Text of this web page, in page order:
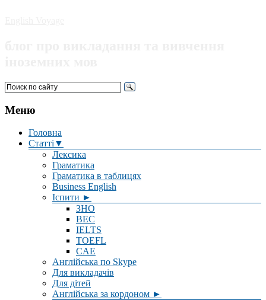
Меню
Головна
Статті▼
Лексика
Граматика
Граматика в таблицях
Business English
Іспити ►
ЗНО
BEC
IELTS
TOEFL
CAE
Англійська по Skype
Для викладачів
Для дітей
Англійська за кордоном ►